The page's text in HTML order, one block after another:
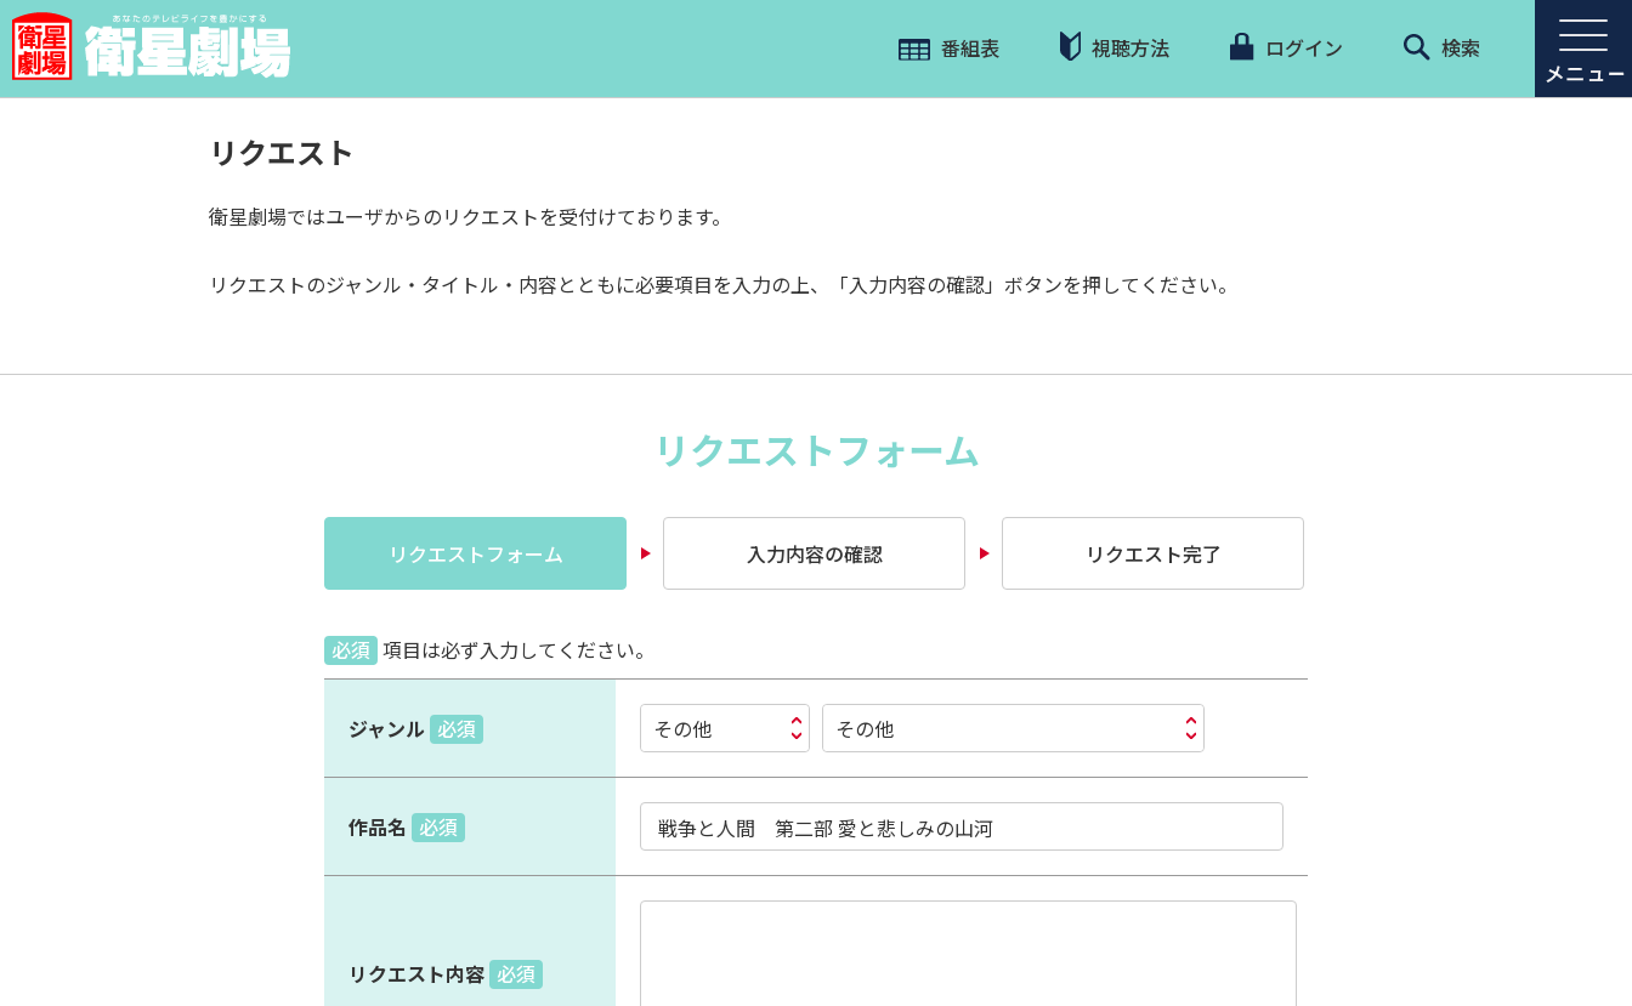
番組表 視聴方法 ログイン 検索
リクエスト
衛星劇場ではユーザからのリクエストを受付けております。
リクエストのジャンル・タイトル・内容とともに必要項目を入力の上、「入力内容の確認」ボタンを押してください。
リクエストフォーム
リクエストフォーム 入力内容の確認 リクエスト完了
必須 項目は必ず入力してください。
ジャンル 必須 その他 その他
作品名 必須
リクエスト内容 必須